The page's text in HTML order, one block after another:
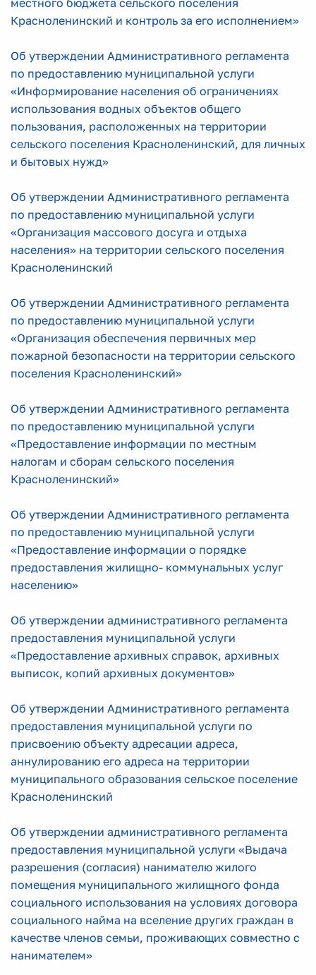
местного бюджета сельского поселения
Красноленинский и контроль за его исполнением»
Об утверждении Административного регламента
по предоставлению муниципальной услуги
«Информирование населения об ограничениях
использования водных объектов общего
пользования, расположенных на территории
сельского поселения Красноленинский, для личных
и бытовых нужд»
Об утверждении Административного регламента
по предоставлению муниципальной услуги
«Организация массового досуга и отдыха
населения» на территории сельского поселения
Красноленинский
Об утверждении Административного регламента
по предоставлению муниципальной услуги
«Организация обеспечения первичных мер
пожарной безопасности на территории сельского
поселения Красноленинский»
Об утверждении Административного регламента
по предоставлению муниципальной услуги
«Предоставление информации по местным
налогам и сборам сельского поселения
Красноленинский»
Об утверждении Административного регламента
по предоставлению муниципальной услуги
«Предоставление информации о порядке
предоставления жилищно- коммунальных услуг
населению»
Об утверждении административного регламента
предоставления муниципальной услуги
«Предоставление архивных справок, архивных
выписок, копий архивных документов»
Об утверждении Административного регламента
предоставления муниципальной услуги по
присвоению объекту адресации адреса,
аннулированию его адреса на территории
муниципального образования сельское поселение
Красноленинский
Об утверждении административного регламента
предоставления муниципальной услуги «Выдача
разрешения (согласия) нанимателю жилого
помещения муниципального жилищного фонда
социального использования на условиях договора
социального найма на вселение других граждан в
качестве членов семьи, проживающих совместно с
нанимателем»